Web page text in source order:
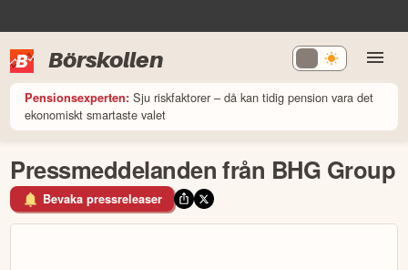
Börskollen
Pensionsexperten: Sju riskfaktorer – då kan tidig pension vara det
ekonomiskt smartaste valet
Pressmeddelanden från BHG Group
Bevaka pressreleaser